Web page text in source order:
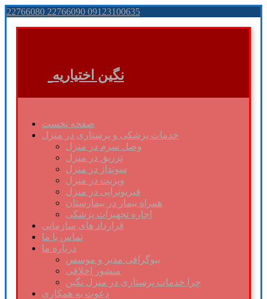
22766080 22766090 09123100635
نگین اختیاریه
صفحه نخست
خدمات پزشکی و پرستاری در منزل
وصل سرم در منزل
تزریق در منزل
سونداژ در منزل
ویزیت در منزل
فیزیوتراپی در منزل
همراه بیمار در بیمارستان
اجاره تجهیزات پزشکی
قرارداد های سازمانی
تماس با ما
درباره ما
بیوگرافی مدیر و موسس
منشور اخلاقی
چرا خدمات پرستاری در منزل نگین
دعوت به همکاری